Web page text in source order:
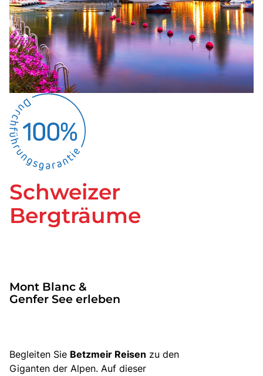
Bus mieten
Service
Kontakt
Schweizer
Bergträume
Mont Blanc &
Genfer See erleben
Begleiten Sie Betzmeir Reisen zu den
Giganten der Alpen. Auf dieser